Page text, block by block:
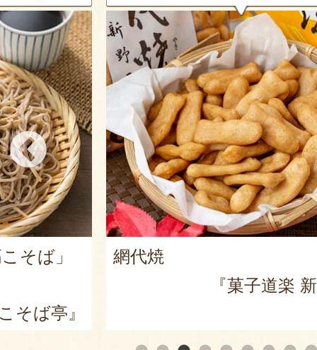
そば」
そば亭』
網代焼
『菓子道楽